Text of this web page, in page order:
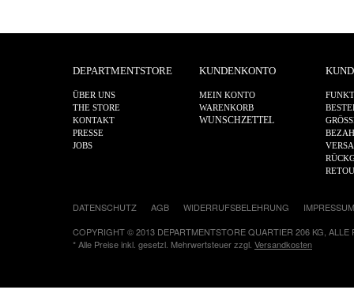
DEPARTMENTSTORE
ÜBER UNS
THE STORE
KONTAKT
PRESSE
JOBS
KUNDENKONTO
MEIN KONTO
WARENKORB
WUNSCHZETTEL
DATENSCHUTZ AGB WIDERRUFSBELEHRUNG
IMPRESSUM
COPYRIGHT © 2013 DEPARTMENTSTORE QUARTIER 206 KG, ALLE
* Alle Preise inkl. gesetzl. Mehrwertsteuer zzgl. Versandkosten